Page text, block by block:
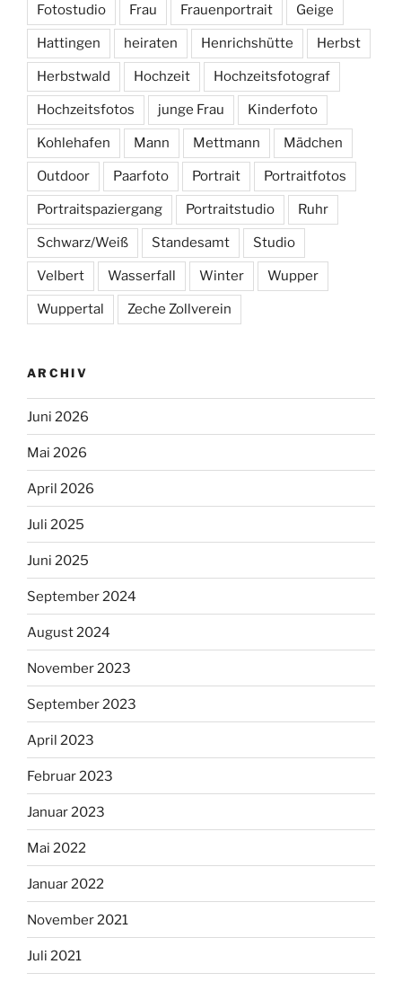
Fotostudio Frau Frauenportrait Geige
Hattingen heiraten Henrichshütte Herbst
Herbstwald Hochzeit Hochzeitsfotograf
Hochzeitsfotos junge Frau Kinderfoto
Kohlehafen Mann Mettmann Mädchen
Outdoor Paarfoto Portrait Portraitfotos
Portraitspaziergang Portraitstudio Ruhr
Schwarz/Weiß Standesamt Studio
Velbert Wasserfall Winter Wupper
Wuppertal Zeche Zollverein
ARCHIV
Juni 2026
Mai 2026
April 2026
Juli 2025
Juni 2025
September 2024
August 2024
November 2023
September 2023
April 2023
Februar 2023
Januar 2023
Mai 2022
Januar 2022
November 2021
Juli 2021